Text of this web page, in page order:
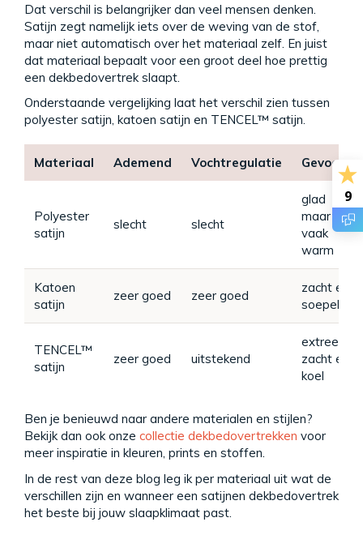
Dat verschil is belangrijker dan veel mensen denken.
Satijn zegt namelijk iets over de weving van de stof,
maar niet automatisch over het materiaal zelf. En juist
dat materiaal bepaalt voor een groot deel hoe prettig
een dekbedovertrek slaapt.
Onderstaande vergelijking laat het verschil zien tussen
polyester satijn, katoen satijn en TENCEL™ satijn.
Materiaal Ademend Vochtregulatie Gevoel
Polyester
satijn
slecht slecht
glad
maar
vaak
warm
Katoen
satijn
zeer goed zeer goed
zacht en
soepel
TENCEL™
satijn
zeer goed uitstekend
extreem
zacht en
koel
Ben je benieuwd naar andere materialen en stijlen?
Bekijk dan ook onze collectie dekbedovertrekken voor
meer inspiratie in kleuren, prints en stoffen.
In de rest van deze blog leg ik per materiaal uit wat de
verschillen zijn en wanneer een satijnen dekbedovertrek
het beste bij jouw slaapklimaat past.
9